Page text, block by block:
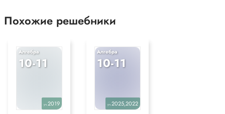
Похожие решебники
Алгебра
10-11
уч.2019
Алгебра
10-11
уч.2025,2022